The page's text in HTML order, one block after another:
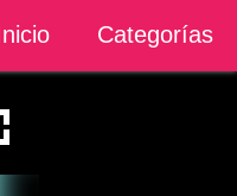
Categorías